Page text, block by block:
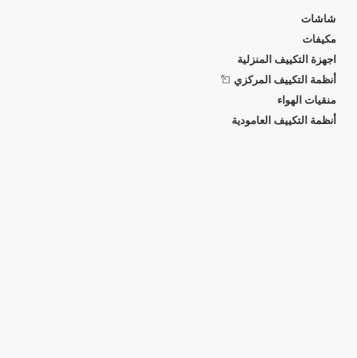
شاشات
مكيفات
اجهزة التكييف المنزلية
أنظمة التكييف المركزي
منقيات الهواء
أنظمة التكييف العامودية